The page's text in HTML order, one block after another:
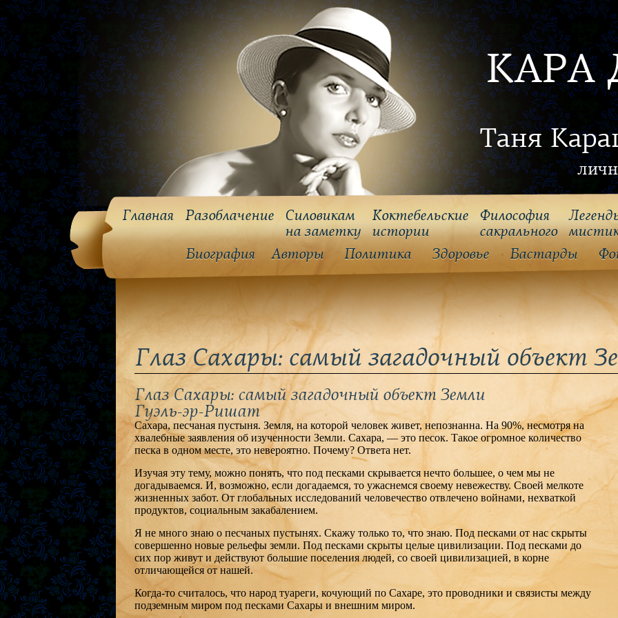
КАРА
Таня
Главная Разоблачение
Силовикам
на заметку
Коктебельские
истории
Философия
cакрального
Биография
Авторы Политика Здоровье Бастарды
Глаз Сахары: самый загадочный объект
Глаз Сахары: самый загадочный объект Земли
Гуэль-эр-Ришат
Сахара, песчаная пустыня. Земля, на которой человек живет, непознанна. На 90%, несмотря на
хвалебные заявления об изученности Земли. Сахара, — это песок. Такое огромное количество
песка в одном месте, это невероятно. Почему? Ответа нет.
Изучая эту тему, можно понять, что под песками скрывается нечто большее, о чем мы не
догадываемся. И, возможно, если догадаемся, то ужаснемся своему невежеству. Своей мелкоте
жизненных забот. От глобальных исследований человечество отвлечено войнами, нехваткой
продуктов, социальным закабалением.
Я не много знаю о песчаных пустынях. Скажу только то, что знаю. Под песками от нас скрыты
совершенно новые рельефы земли. Под песками скрыты целые цивилизации. Под песками до
сих пор живут и действуют большие поселения людей, со своей цивилизацией, в корне
отличающейся от нашей.
Когда-то считалось, что народ туареги, кочующий по Сахаре, это проводники и связисты между
подземным миром под песками Сахары и внешним миром.